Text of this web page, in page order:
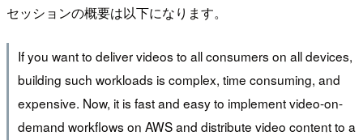
セッションの概要は以下になります。
If you want to deliver videos to all consumers on all devices,
building such workloads is complex, time consuming, and
expensive. Now, it is fast and easy to implement video-on-
demand workflows on AWS and distribute video content to a